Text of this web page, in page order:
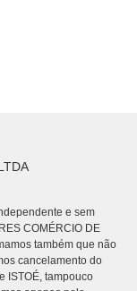
e sem
COMÉRCIO DE
também que não
cancelamento do
ISTOÉ, tampouco